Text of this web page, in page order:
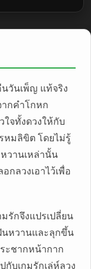
วันเพ็ญ แท้จริง
ากคำโกหก
จทั้งดวงให้กับ
หมลิขิต โดยไม่รู้
วานเหล่านั้น
กลวงเอาไว้เพื่อ
รักจึงแปรเปลี่ยน
นหวานและลุกขึ้น
ะชากหน้ากาก
บเกมรักเล่ห์ลวง